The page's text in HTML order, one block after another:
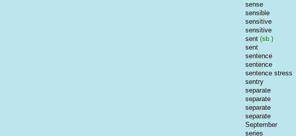
sense
sensible
sensitive
sensitive
sent (sb.)
sent
sentence
sentence
sentence stress
sentry
separate
separate
separate
separate
September
series